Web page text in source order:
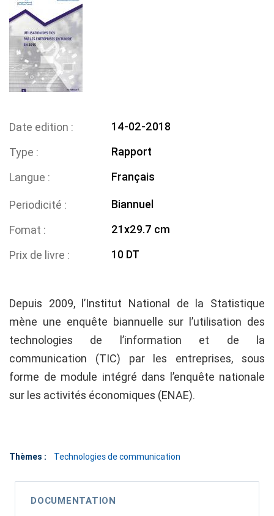
Date edition
14-02-2018
Type
Rapport
Langue
Français
Periodicité
Biannuel
Fomat
21x29.7 cm
Prix de livre
10 DT
Depuis 2009, l’Institut National de la Statistique
mène une enquête biannuelle sur l’utilisation des
technologies de l’information et de la
communication (TIC) par les entreprises, sous
forme de module intégré dans l’enquête nationale
sur les activités économiques (ENAE).
Thèmes : Technologies de communication
DOCUMENTATION